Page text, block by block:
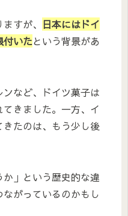
すが、 日本にはドイ
付いたという背景があ
など、ドイツ菓子は
きました。一方、イ
たのは、もう少し後
」という歴史的な違
がっているのかもし